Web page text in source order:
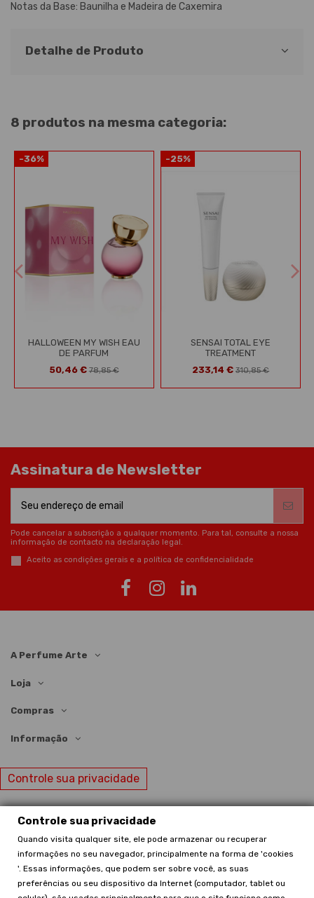
Notas da Base: Baunilha e Madeira de Caxemira
Detalhe de Produto
8 produtos na mesma categoria:
-36%
HALLOWEEN MY WISH EAU
DE PARFUM
50,46 € 78,85 €
-25%
SENSAI TOTAL EYE
TREATMENT
233,14 € 310,85 €
Assinatura de Newsletter
Pode cancelar a subscrição a qualquer momento. Para tal, consulte a nossa
informação de contacto na declaração legal.
Aceito as condições gerais e a política de confidencialidade
A Perfume Arte
Loja
Compras
Informação
Controle sua privacidade
© Perfume Arte | 2024 | Todos os direitos reservados
Controle sua privacidade
Quando visita qualquer site, ele pode armazenar ou recuperar
informações no seu navegador, principalmente na forma de 'cookies
'. Essas informações, que podem ser sobre você, as suas
preferências ou seu dispositivo da Internet (computador, tablet ou